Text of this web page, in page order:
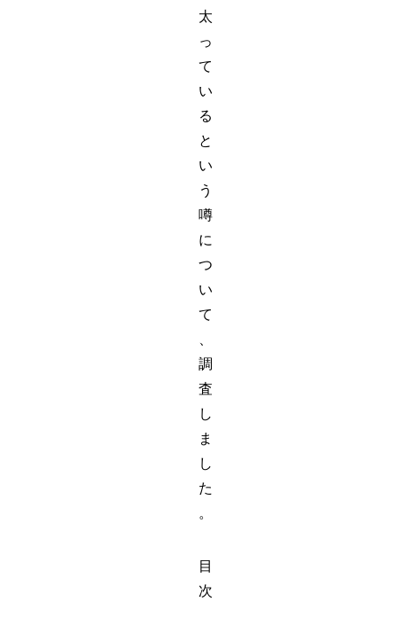
太
っ
て
い
る
と
い
う
噂
に
つ
い
て
調
査
し
ま
し
た
。
目
次